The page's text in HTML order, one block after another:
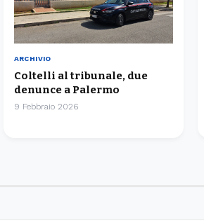
ARCHIVIO
Coltelli al tribunale, due
denunce a Palermo
9 Febbraio 2026